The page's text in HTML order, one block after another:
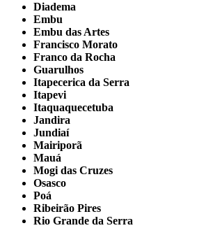
Diadema
Embu
Embu das Artes
Francisco Morato
Franco da Rocha
Guarulhos
Itapecerica da Serra
Itapevi
Itaquaquecetuba
Jandira
Jundiaí
Mairiporã
Mauá
Mogi das Cruzes
Osasco
Poá
Ribeirão Pires
Rio Grande da Serra